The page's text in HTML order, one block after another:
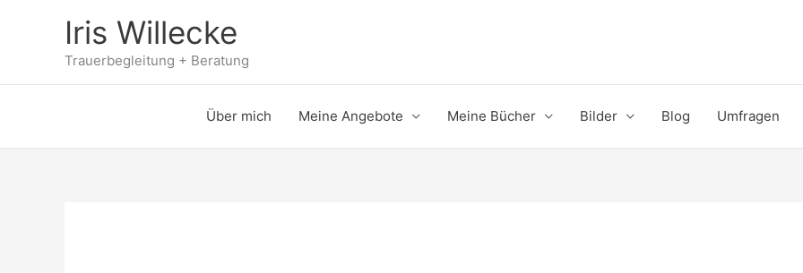
Iris Willecke
Trauerbegleitung + Beratung
Über mich Meine Angebote Meine Bücher Bilder Blog Umfragen